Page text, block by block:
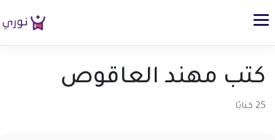
كتب مهند العاقوص
25 كتابًا